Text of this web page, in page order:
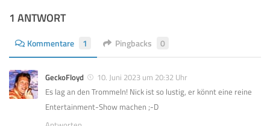
1 ANTWORT
Kommentare 1 Pingbacks 0
GeckoFloyd
10. Juni 2023 um 20:32 Uhr
Es lag an den Trommeln! Nick ist so lustig, er könnt eine reine
Entertainment-Show machen ;-D